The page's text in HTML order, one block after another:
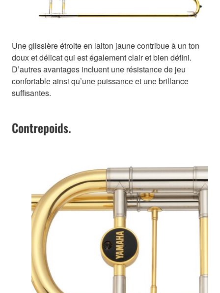
Une glissière étroite en laiton jaune contribue à un ton
doux et délicat qui est également clair et bien défini.
D’autres avantages incluent une résistance de jeu
confortable ainsi qu’une puissance et une brillance
suffisantes.
Contrepoids.